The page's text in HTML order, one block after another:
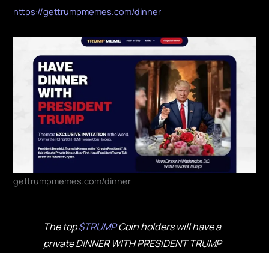
https://gettrumpmemes.com/dinner
gettrumpmemes.com/dinner
The top$TRUMPCoin holders will have a
private DINNER WITH PRESIDENT TRUMP